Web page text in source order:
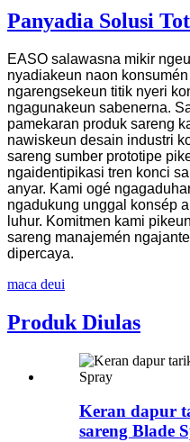
Panyadia Solusi
EASO salawasna mikir
nyadiakeun naon
ngarengsekeun titik nyeri
ngagunakeun sabenerna.
pamekaran produk sareng
nawiskeun desain industri
sareng sumber prototipe
ngaidentipikasi tren konci
anyar. Kami ogé
ngadukung unggal konsép
luhur. Komitmen kami
sareng manajemén
dipercaya.
maca deui
Produk Diulas
Keran dapur
sareng Blade